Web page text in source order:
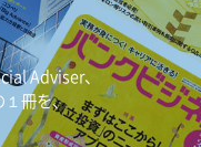
Adviser、
１冊を、